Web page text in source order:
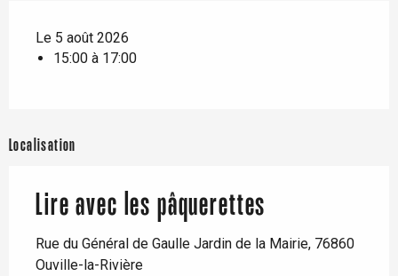
Le 5 août 2026
15:00 à 17:00
Localisation
Lire avec les pâquerettes
Rue du Général de Gaulle Jardin de la Mairie, 76860
Ouville-la-Rivière